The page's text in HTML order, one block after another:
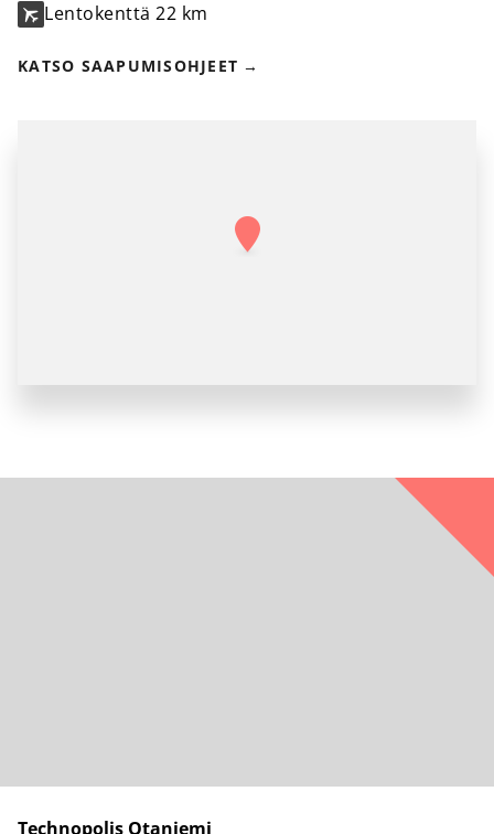
Lentokenttä 22 km
KATSO SAAPUMISOHJEET
Technopolis Otaniemi